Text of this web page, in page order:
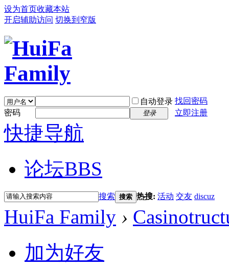
设为首页收藏本站
开启辅助访问 切换到窄版
自动登录 找回密码
密码
登录 立即注册
快捷导航
论坛BBS
搜索 搜索 热搜: 活动 交友 discuz
HuiFa Family ›
加为好友